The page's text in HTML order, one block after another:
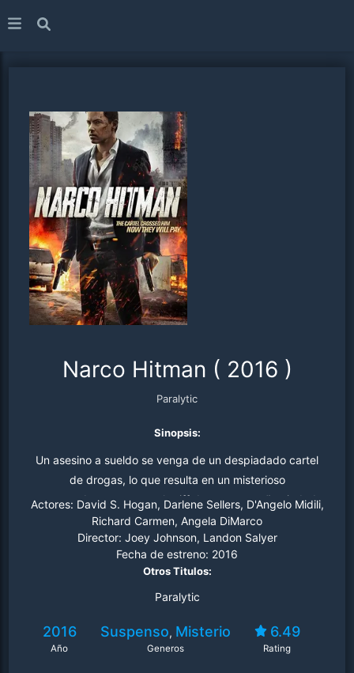
Narco Hitman ( 2016 )
Paralytic
Sinopsis:
Un asesino a sueldo se venga de un despiadado cartel
de drogas, lo que resulta en un misterioso
rompecabezas que un sheriff de una pequeña ciudad
debe resolver para detener horrores incontables.
Actores: David S. Hogan, Darlene Sellers, D'Angelo Midili,
Richard Carmen, Angela DiMarco
Director: Joey Johnson, Landon Salyer
Fecha de estreno: 2016
Otros Titulos:
Paralytic
2016
Año
Suspenso, Misterio
Generos
6.49
Rating